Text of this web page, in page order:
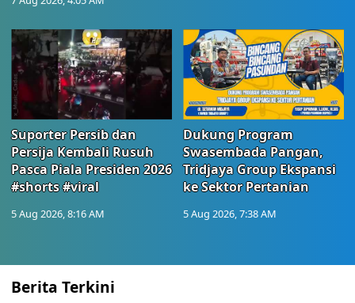
Suporter Persib dan
Persija Kembali Rusuh
Pasca Piala Presiden 2026
#shorts #viral
5 Aug 2026, 8:16 AM
Dukung Program
Swasembada Pangan,
Tridjaya Group Ekspansi
ke Sektor Pertanian
5 Aug 2026, 7:38 AM
Berita Terkini